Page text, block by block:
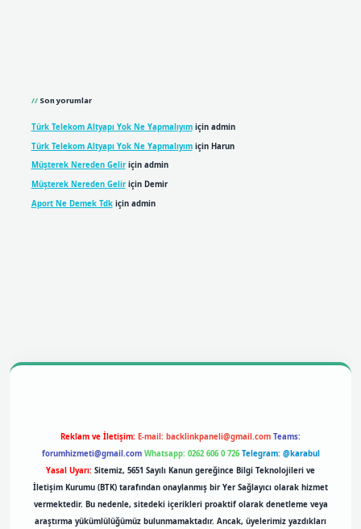
Son yorumlar
Türk Telekom Altyapı Yok Ne Yapmalıyımiçin admin
Türk Telekom Altyapı Yok Ne Yapmalıyımiçin Harun
Müşterek Nereden Geliriçin admin
Müşterek Nereden Geliriçin Demir
Aport Ne Demek Tdkiçin admin
Reklam ve İletişim: E-mail: backlinkpaneli@gmail.com Teams:
forumhizmeti@gmail.com Whatsapp: 0262 606 0 726 Telegram: @karabul
Yasal Uyarı: Sitemiz, 5651 Sayılı Kanun gereğince Bilgi Teknolojileri ve
İletişim Kurumu (BTK) tarafından onaylanmış bir Yer Sağlayıcı olarak hizmet
vermektedir. Bu nedenle, sitedeki içerikleri proaktif olarak denetleme veya
araştırma yükümlülüğümüz bulunmamaktadır. Ancak, üyelerimiz yazdıkları